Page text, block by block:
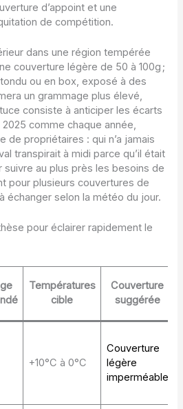
d’appoint et une
de compétition.
dans une région tempérée
couverture légère de 50 à 100g ;
ou en box, exposé à des
un grammage plus élevé,
consiste à anticiper les écarts
comme chaque année,
de propriétaires : qui n’a jamais
transpirait à midi parce qu’il était
suivre au plus près les besoins de
pour plusieurs couvertures de
échanger selon la météo du jour.
pour éclairer rapidement le
Températures
cible
Couverture
suggérée
+10°C à 0°C
Couverture
légère
imperméable